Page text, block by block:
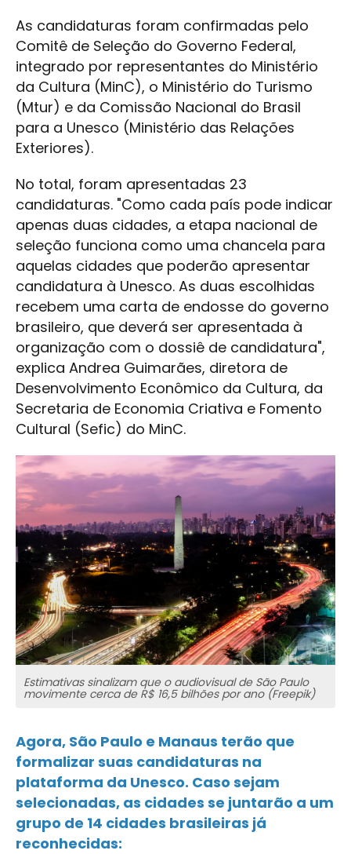
As candidaturas foram confirmadas pelo
Comitê de Seleção do Governo Federal,
integrado por representantes do Ministério
da Cultura (MinC), o Ministério do Turismo
(Mtur) e da Comissão Nacional do Brasil
para a Unesco (Ministério das Relações
Exteriores).
No total, foram apresentadas 23
candidaturas. "Como cada país pode indicar
apenas duas cidades, a etapa nacional de
seleção funciona como uma chancela para
aquelas cidades que poderão apresentar
candidatura à Unesco. As duas escolhidas
recebem uma carta de endosse do governo
brasileiro, que deverá ser apresentada à
organização com o dossiê de candidatura",
explica Andrea Guimarães, diretora de
Desenvolvimento Econômico da Cultura, da
Secretaria de Economia Criativa e Fomento
Cultural (Sefic) do MinC.
Estimativas sinalizam que o audiovisual de São Paulo
movimente cerca de R$ 16,5 bilhões por ano (Freepik)
Agora, São Paulo e Manaus terão que
formalizar suas candidaturas na
plataforma da Unesco. Caso sejam
selecionadas, as cidades se juntarão a um
grupo de 14 cidades brasileiras já
reconhecidas: